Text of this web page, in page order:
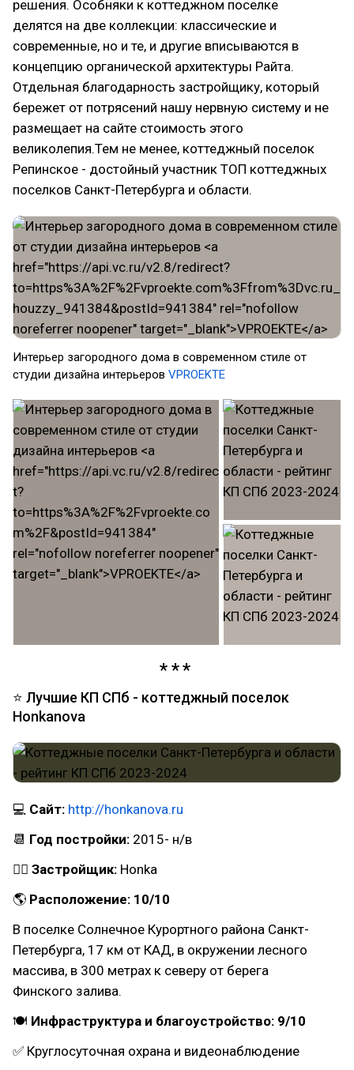
решения. Особняки к коттеджном поселке
делятся на две коллекции: классические и
современные, но и те, и другие вписываются в
концепцию органической архитектуры Райта.
Отдельная благодарность застройщику, который
бережет от потрясений нашу нервную систему и не
размещает на сайте стоимость этого
великолепия.Тем не менее, коттеджный поселок
Репинское - достойный участник ТОП коттеджных
поселков Санкт-Петербурга и области.
Интерьер загородного дома в современном стиле от
студии дизайна интерьеров VPROEKTE
⭐ Лучшие КП СПб - коттеджный поселок
Honkanova
💻 Сайт: http://honkanova.ru
📆 Год постройки: 2015- н/в
👷‍♂ Застройщик: Honka
🌎 Расположение: 10/10
В поселке Солнечное Курортного района Санкт-
Петербурга, 17 км от КАД, в окружении лесного
массива, в 300 метрах к северу от берега
Финского залива.
🍽 Инфраструктура и благоустройство: 9/10
✅ Круглосуточная охрана и видеонаблюдение